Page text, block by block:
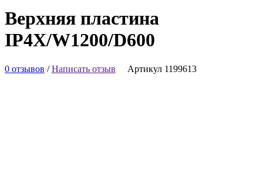
Верхняя пластина
IP4X/W1200/D600
0 отзывов /Написать отзыв Артикул 1199613